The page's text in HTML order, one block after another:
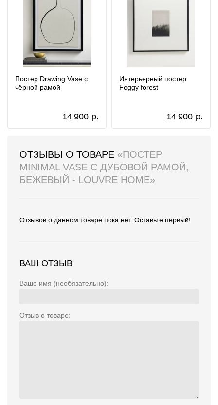
Постер Drawing Vase с
чёрной рамой
14 900 р.
Интерьерный постер
Foggy forest
14 900 р.
ОТЗЫВЫ О ТОВАРЕ «ПОСТЕР
MINIMAL VASE С ДУБОВОЙ РАМОЙ,
БЕЖЕВЫЙ - LOUVRE HOME»
Отзывов о данном товаре пока нет. Оставьте первый!
ВАШ ОТЗЫВ
Ваше имя (необязательно):
Отзыв о товаре: